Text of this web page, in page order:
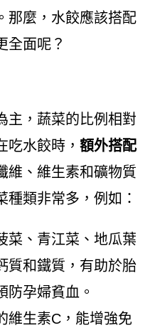
那麼，水餃應該搭配
全面呢？
主，蔬菜的比例相對
吃水餃時， 額外搭配
維、維生素和礦物質
種類非常多，例如：
菜、青江菜、地瓜葉
質和鐵質，有助於胎
防孕婦貧血。
維生素C，能增強免